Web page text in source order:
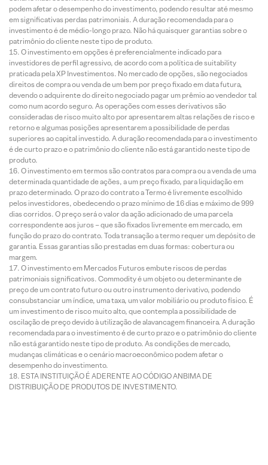
podem afetar o desempenho do investimento, podendo resultar até mesmo
em significativas perdas patrimoniais. A duração recomendada para o
investimento é de médio-longo prazo. Não há quaisquer garantias sobre o
patrimônio do cliente neste tipo de produto.
O investimento em opções é preferencialmente indicado para
investidores de perfil agressivo, de acordo com a política de suitability
praticada pela XP Investimentos. No mercado de opções, são negociados
direitos de compra ou venda de um bem por preço fixado em data futura,
devendo o adquirente do direito negociado pagar um prêmio ao vendedor tal
como num acordo seguro. As operações com esses derivativos são
consideradas de risco muito alto por apresentarem altas relações de risco e
retorno e algumas posições apresentarem a possibilidade de perdas
superiores ao capital investido. A duração recomendada para o investimento
é de curto prazo e o patrimônio do cliente não está garantido neste tipo de
produto.
O investimento em termos são contratos para compra ou a venda de uma
determinada quantidade de ações, a um preço fixado, para liquidação em
prazo determinado. O prazo do contrato a Termo é livremente escolhido
pelos investidores, obedecendo o prazo mínimo de 16 dias e máximo de 999
dias corridos. O preço será o valor da ação adicionado de uma parcela
correspondente aos juros – que são fixados livremente em mercado, em
função do prazo do contrato. Toda transação a termo requer um depósito de
garantia. Essas garantias são prestadas em duas formas: cobertura ou
margem.
O investimento em Mercados Futuros embute riscos de perdas
patrimoniais significativos. Commodity é um objeto ou determinante de
preço de um contrato futuro ou outro instrumento derivativo, podendo
consubstanciar um índice, uma taxa, um valor mobiliário ou produto físico. É
um investimento de risco muito alto, que contempla a possibilidade de
oscilação de preço devido à utilização de alavancagem financeira. A duração
recomendada para o investimento é de curto prazo e o patrimônio do cliente
não está garantido neste tipo de produto. As condições de mercado,
mudanças climáticas e o cenário macroeconômico podem afetar o
desempenho do investimento.
ESTA INSTITUIÇÃO É ADERENTE AO CÓDIGO ANBIMA DE
DISTRIBUIÇÃO DE PRODUTOS DE INVESTIMENTO.